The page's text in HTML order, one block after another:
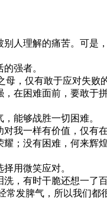
人理解的痛苦。可是
强者。
，仅有敢于应对失败
在困难面前，要敢于
能够战胜一切困难。
我一样有价值，仅有
；没有困难，何来辉煌
用微笑应对。
有时干脆还想一了百
发脾气，所以我们都